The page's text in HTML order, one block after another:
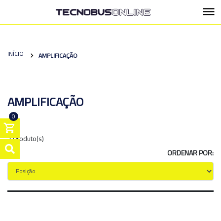
0
INÍCIO AMPLIFICAÇÃO
AMPLIFICAÇÃO
2 Produto(s)
ORDENAR POR: